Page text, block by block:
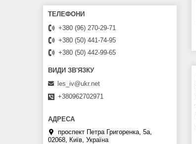
+380 (96) 270-29-71
+380 (50) 441-74-95
+380 (50) 442-99-65
les_iv@ukr.net
+380962702971
проспект Петра Григоренка, 5а,
02068, Київ, Україна